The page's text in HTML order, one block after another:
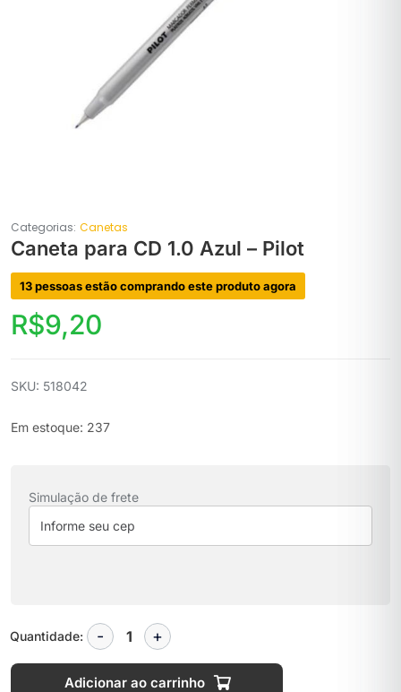
Categorias: Canetas
Caneta para CD 1.0 Azul – Pilot
13 pessoas estão comprando este produto agora
R$9,20
SKU: 518042
Em estoque: 237
Simulação de frete
Quantidade:
Adicionar ao carrinho